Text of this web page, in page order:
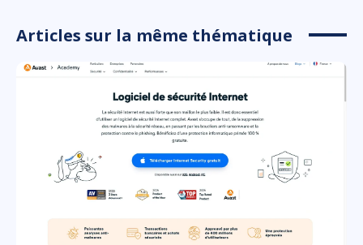
Articles sur la même thématique